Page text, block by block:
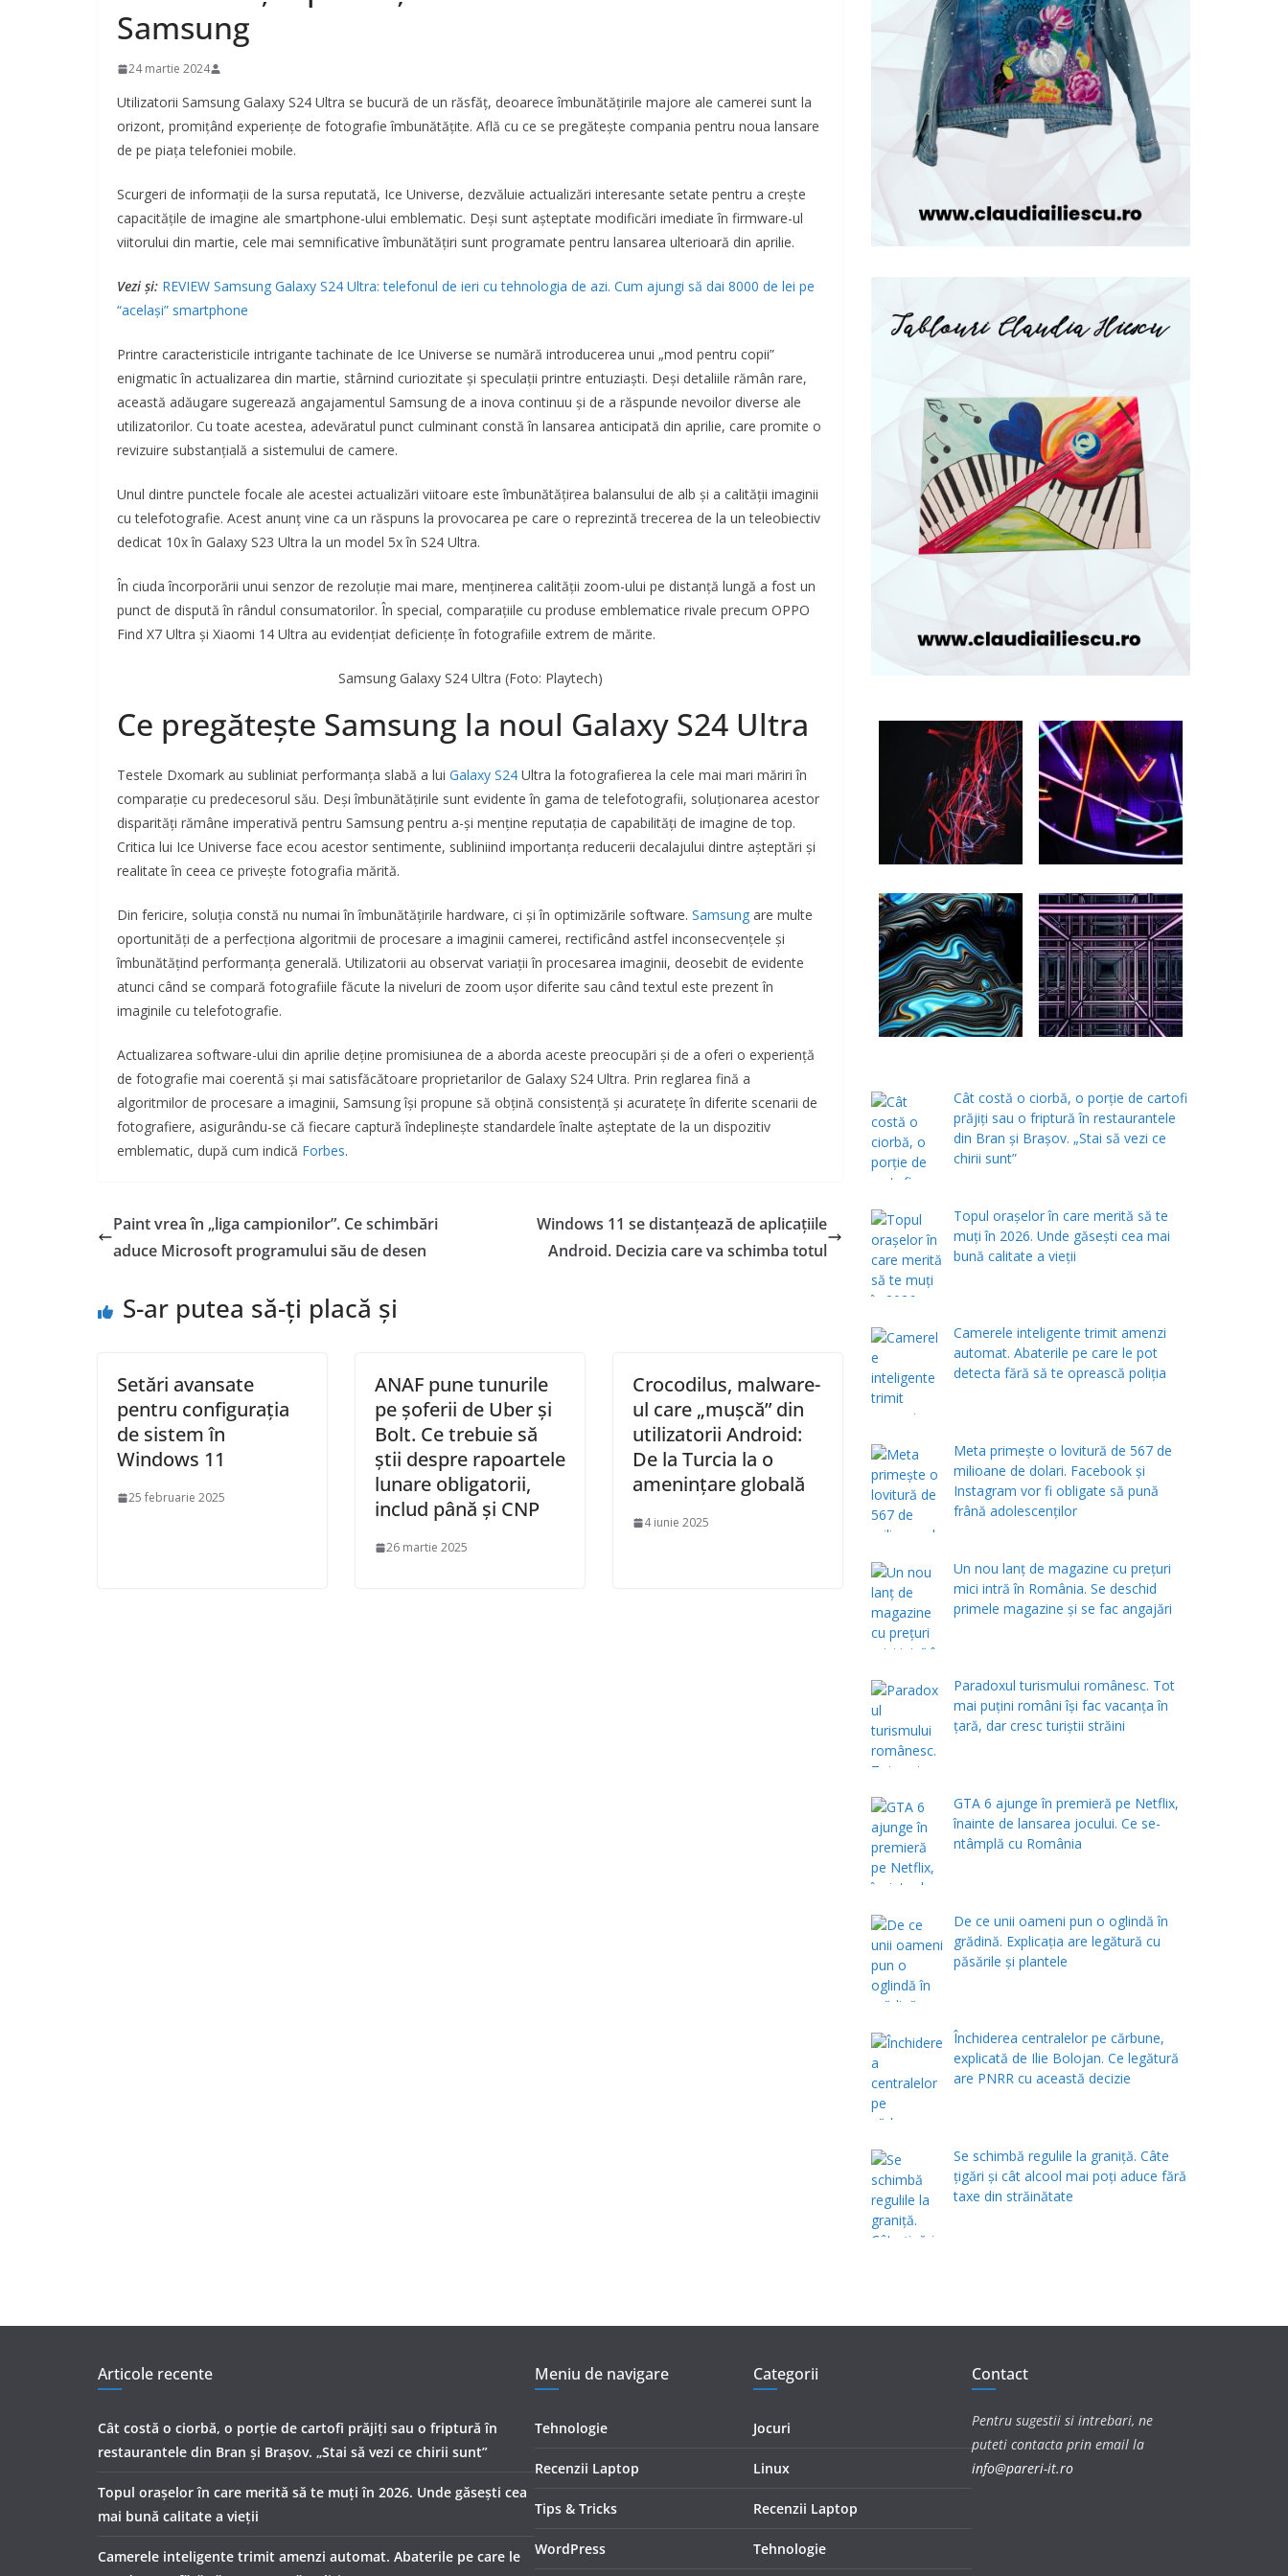
Samsung
24 martie 2024
Utilizatorii Samsung Galaxy S24 Ultra se bucură de un răsfăț, deoarece îmbunătățirile majore ale camerei sunt la
orizont, promițând experiențe de fotografie îmbunătățite. Află cu ce se pregătește compania pentru noua lansare
de pe piața telefoniei mobile.
Scurgeri de informații de la sursa reputată, Ice Universe, dezvăluie actualizări interesante setate pentru a crește
capacitățile de imagine ale smartphone-ului emblematic. Deși sunt așteptate modificări imediate în firmware-ul
viitorului din martie, cele mai semnificative îmbunătățiri sunt programate pentru lansarea ulterioară din aprilie.
Vezi și: REVIEW Samsung Galaxy S24 Ultra: telefonul de ieri cu tehnologia de azi. Cum ajungi să dai 8000 de lei pe
“același” smartphone
Printre caracteristicile intrigante tachinate de Ice Universe se numără introducerea unui „mod pentru copii”
enigmatic în actualizarea din martie, stârnind curiozitate și speculații printre entuziaști. Deși detaliile rămân rare,
această adăugare sugerează angajamentul Samsung de a inova continuu și de a răspunde nevoilor diverse ale
utilizatorilor. Cu toate acestea, adevăratul punct culminant constă în lansarea anticipată din aprilie, care promite o
revizuire substanțială a sistemului de camere.
Unul dintre punctele focale ale acestei actualizări viitoare este îmbunătățirea balansului de alb și a calității imaginii
cu telefotografie. Acest anunț vine ca un răspuns la provocarea pe care o reprezintă trecerea de la un teleobiectiv
dedicat 10x în Galaxy S23 Ultra la un model 5x în S24 Ultra.
În ciuda încorporării unui senzor de rezoluție mai mare, menținerea calității zoom-ului pe distanță lungă a fost un
punct de dispută în rândul consumatorilor. În special, comparațiile cu produse emblematice rivale precum OPPO
Find X7 Ultra și Xiaomi 14 Ultra au evidențiat deficiențe în fotografiile extrem de mărite.
Samsung Galaxy S24 Ultra (Foto: Playtech)
Ce pregătește Samsung la noul Galaxy S24 Ultra
Testele Dxomark au subliniat performanța slabă a lui Galaxy S24 Ultra la fotografierea la cele mai mari măriri în
comparație cu predecesorul său. Deși îmbunătățirile sunt evidente în gama de telefotografii, soluționarea acestor
disparități rămâne imperativă pentru Samsung pentru a-și menține reputația de capabilități de imagine de top.
Critica lui Ice Universe face ecou acestor sentimente, subliniind importanța reducerii decalajului dintre așteptări și
realitate în ceea ce privește fotografia mărită.
Din fericire, soluția constă nu numai în îmbunătățirile hardware, ci și în optimizările software. Samsung are multe
oportunități de a perfecționa algoritmii de procesare a imaginii camerei, rectificând astfel inconsecvențele și
îmbunătățind performanța generală. Utilizatorii au observat variații în procesarea imaginii, deosebit de evidente
atunci când se compară fotografiile făcute la niveluri de zoom ușor diferite sau când textul este prezent în
imaginile cu telefotografie.
Actualizarea software-ului din aprilie deține promisiunea de a aborda aceste preocupări și de a oferi o experiență
de fotografie mai coerentă și mai satisfăcătoare proprietarilor de Galaxy S24 Ultra. Prin reglarea fină a
algoritmilor de procesare a imaginii, Samsung își propune să obțină consistență și acuratețe în diferite scenarii de
fotografiere, asigurându-se că fiecare captură îndeplinește standardele înalte așteptate de la un dispozitiv
emblematic, după cum indică Forbes.
Paint vrea în „liga campionilor”. Ce schimbări
aduce Microsoft programului său de desen
Windows 11 se distanțează de aplicațiile
Android. Decizia care va schimba totul
S-ar putea să-ți placă și
Setări avansate
pentru configurația
de sistem în
Windows 11
25 februarie 2025
ANAF pune tunurile
pe șoferii de Uber și
Bolt. Ce trebuie să
știi despre rapoartele
lunare obligatorii,
includ până și CNP
26 martie 2025
Crocodilus, malware-
ul care „mușcă” din
utilizatorii Android:
De la Turcia la o
amenințare globală
4 iunie 2025
Cât costă o ciorbă, o porţie de cartofi
prăjiţi sau o friptură în restaurantele
din Bran şi Braşov. „Stai să vezi ce
chirii sunt”
Topul orașelor în care merită să te
muți în 2026. Unde găsești cea mai
bună calitate a vieții
Camerele inteligente trimit amenzi
automat. Abaterile pe care le pot
detecta fără să te oprească poliția
Meta primește o lovitură de 567 de
milioane de dolari. Facebook și
Instagram vor fi obligate să pună
frână adolescenților
Un nou lanț de magazine cu prețuri
mici intră în România. Se deschid
primele magazine și se fac angajări
Paradoxul turismului românesc. Tot
mai puțini români își fac vacanța în
țară, dar cresc turiștii străini
GTA 6 ajunge în premieră pe Netflix,
înainte de lansarea jocului. Ce se-
ntâmplă cu România
De ce unii oameni pun o oglindă în
grădină. Explicația are legătură cu
păsările și plantele
Închiderea centralelor pe cărbune,
explicată de Ilie Bolojan. Ce legătură
are PNRR cu această decizie
Se schimbă regulile la graniță. Câte
țigări și cât alcool mai poți aduce fără
taxe din străinătate
Articole recente
Cât costă o ciorbă, o porţie de cartofi prăjiţi sau o friptură în
restaurantele din Bran şi Braşov. „Stai să vezi ce chirii sunt”
Topul orașelor în care merită să te muți în 2026. Unde găsești cea
mai bună calitate a vieții
Camerele inteligente trimit amenzi automat. Abaterile pe care le
Meniu de navigare
Tehnologie
Recenzii Laptop
Tips & Tricks
WordPress
Categorii
Jocuri
Linux
Recenzii Laptop
Tehnologie
Contact
Pentru sugestii si intrebari, ne
puteti contacta prin email la
info@pareri-it.ro